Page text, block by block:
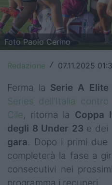
Premiership
Champions Cup
Challenge Cup
World Rugby
Rugby World Cup
Super Rugby
Rugby in TV
Mercato
Serie A Elite
Foto Paolo Cerino
Redazione / 07.11.2025
Ferma la Serie A Elite
Series dell'Italia
Cile, ritorna la Coppa
degli 8 Under 23 e dei
gara. Dopo i primi due
completerà la fase a
consecutivi nei